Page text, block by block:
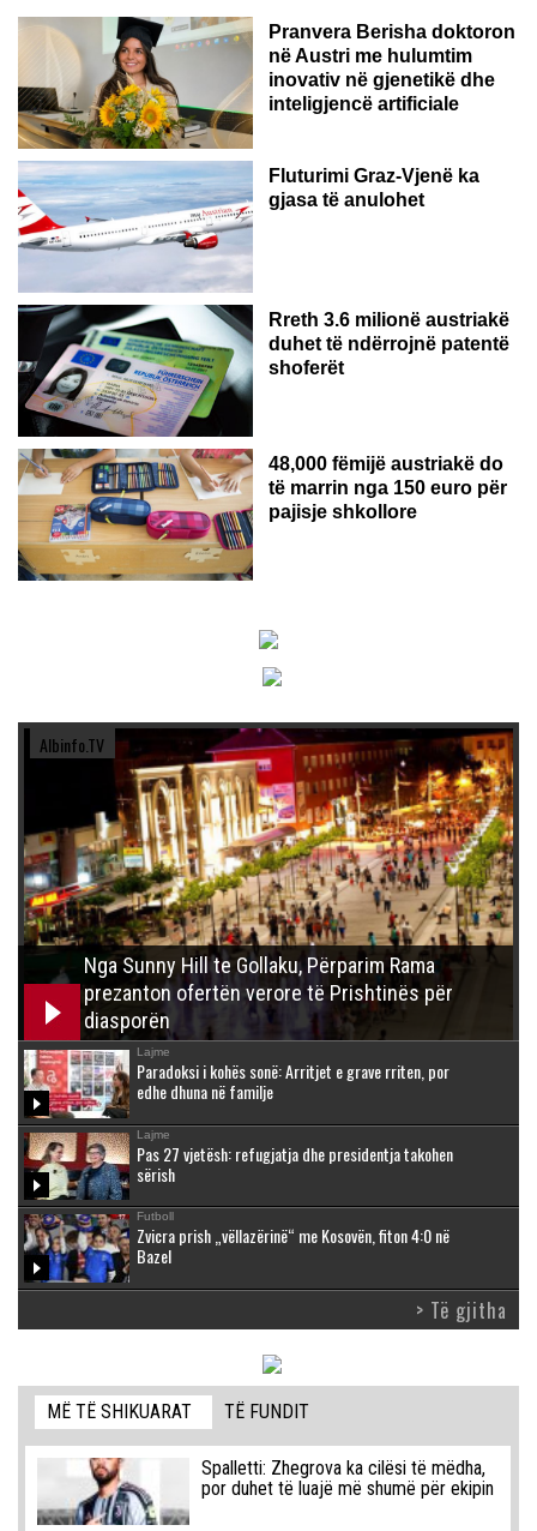
Pranvera Berisha doktoron
në Austri me hulumtim
inovativ në gjenetikë dhe
inteligjencë artificiale
Fluturimi Graz-Vjenë ka
gjasa të anulohet
Rreth 3.6 milionë austriakë
duhet të ndërrojnë patentë
shoferët
48,000 fëmijë austriakë do
të marrin nga 150 euro për
pajisje shkollore
Albinfo.TV
Nga Sunny Hill te Gollaku, Përparim Rama
prezanton ofertën verore të Prishtinës për
diasporën
Lajme
Paradoksi i kohës sonë: Arritjet e grave rriten, por
edhe dhuna në familje
Lajme
Pas 27 vjetësh: refugjatja dhe presidentja takohen
sërish
Futboll
Zvicra prish „vëllazërinë“ me Kosovën, fiton 4:0 në
Bazel
> Të gjitha
MË TË SHIKUARAT TË FUNDIT
Spalletti: Zhegrova ka cilësi të mëdha,
por duhet të luajë më shumë për ekipin